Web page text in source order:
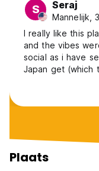
S Seraj
Mannelijk,
I really like this
and the vibes
social as i have
Japan get (which
compared to other
only issue is that
can get really
they have you
bedsheets and
provide the sheets
not too big of a
Plaats